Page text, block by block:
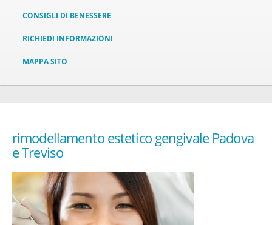
CONSIGLI DI BENESSERE
RICHIEDI INFORMAZIONI
MAPPA SITO
rimodellamento estetico gengivale Padova
e Treviso